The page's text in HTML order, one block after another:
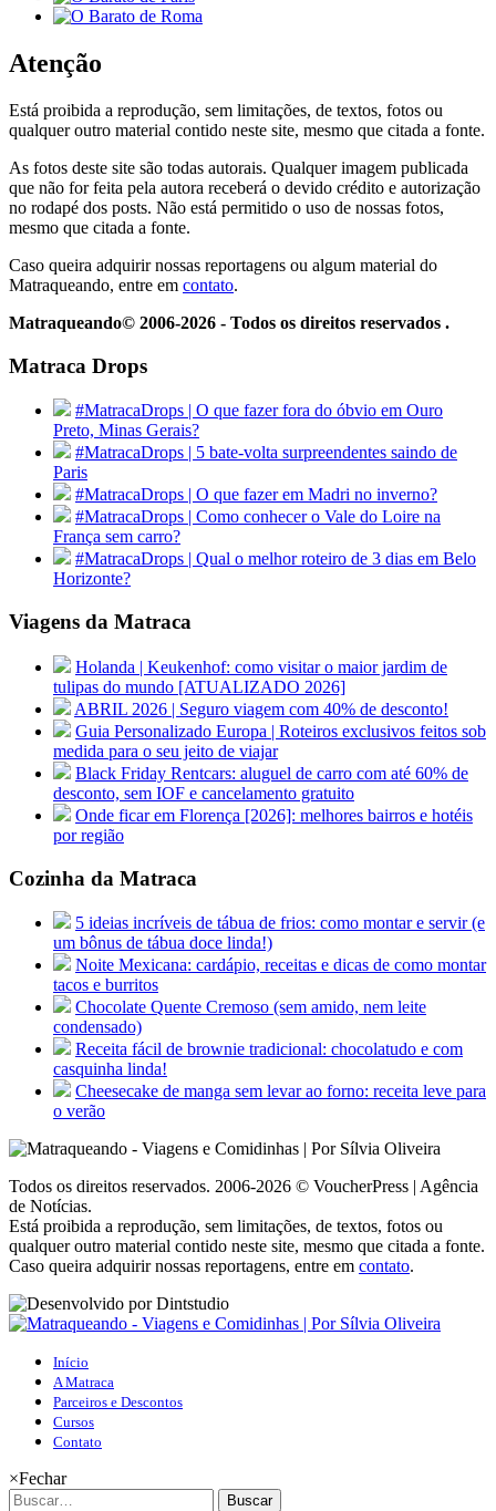
Atenção
Está proibida a reprodução, sem limitações, de textos, fotos ou
qualquer outro material contido neste site, mesmo que citada a fonte.
As fotos deste site são todas autorais. Qualquer imagem publicada
que não for feita pela autora receberá o devido crédito e autorização
no rodapé dos posts. Não está permitido o uso de nossas fotos,
mesmo que citada a fonte.
Caso queira adquirir nossas reportagens ou algum material do
Matraqueando, entre em contato.
Matraqueando© 2006-2026 - Todos os direitos reservados .
Matraca Drops
#MatracaDrops | O que fazer fora do óbvio em Ouro
Preto, Minas Gerais?
#MatracaDrops | 5 bate-volta surpreendentes saindo de
Paris
#MatracaDrops | O que fazer em Madri no inverno?
#MatracaDrops | Como conhecer o Vale do Loire na
França sem carro?
#MatracaDrops | Qual o melhor roteiro de 3 dias em Belo
Horizonte?
Viagens da Matraca
Holanda | Keukenhof: como visitar o maior jardim de
tulipas do mundo [ATUALIZADO 2026]
ABRIL 2026 | Seguro viagem com 40% de desconto!
Guia Personalizado Europa | Roteiros exclusivos feitos sob
medida para o seu jeito de viajar
Black Friday Rentcars: aluguel de carro com até 60% de
desconto, sem IOF e cancelamento gratuito
Onde ficar em Florença [2026]: melhores bairros e hotéis
por região
Cozinha da Matraca
5 ideias incríveis de tábua de frios: como montar e servir (e
um bônus de tábua doce linda!)
Noite Mexicana: cardápio, receitas e dicas de como montar
tacos e burritos
Chocolate Quente Cremoso (sem amido, nem leite
condensado)
Receita fácil de brownie tradicional: chocolatudo e com
casquinha linda!
Cheesecake de manga sem levar ao forno: receita leve para
o verão
Todos os direitos reservados. 2006-2026 © VoucherPress | Agência
de Notícias.
Está proibida a reprodução, sem limitações, de textos, fotos ou
qualquer outro material contido neste site, mesmo que citada a fonte.
Caso queira adquirir nossas reportagens, entre em contato.
Início
A Matraca
Parceiros e Descontos
Cursos
Contato
×Fechar
Buscar